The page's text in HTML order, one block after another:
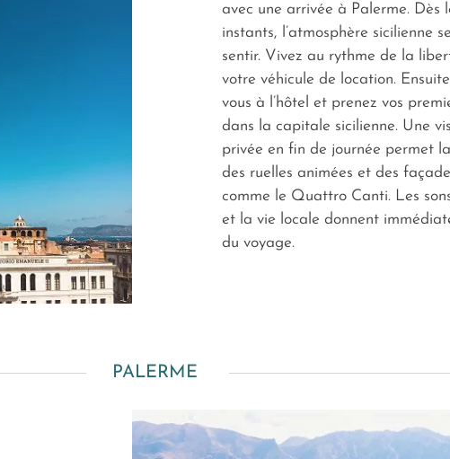
avec une arrivée à Palerme. Dès
instants, l’atmosphère sicilienne
sentir. Vivez au rythme de la
votre véhicule de location.
vous à l’hôtel et prenez vos
dans la capitale sicilienne. Une
privée en fin de journée permet
des ruelles animées et des
comme le Quattro Canti. Les
et la vie locale donnent
du voyage.
PALERME